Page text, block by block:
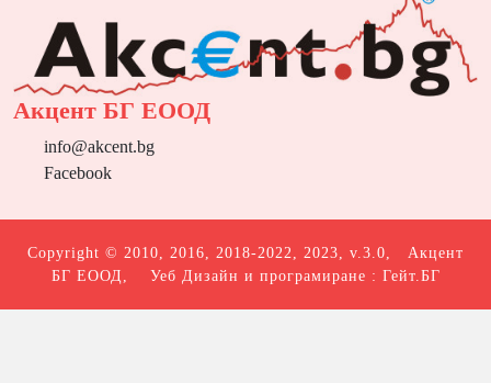
Акцент БГ ЕООД
info@akcent.bg
Facebook
Copyright © 2010, 2016, 2018-2022, 2023, v.3.0, Акцент
БГ ЕООД , Уеб Дизайн и програмиране : Гейт.БГ